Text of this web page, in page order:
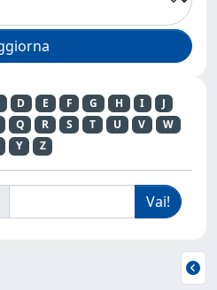
D E F G H I
J
Q R S T U V
W
Y Z